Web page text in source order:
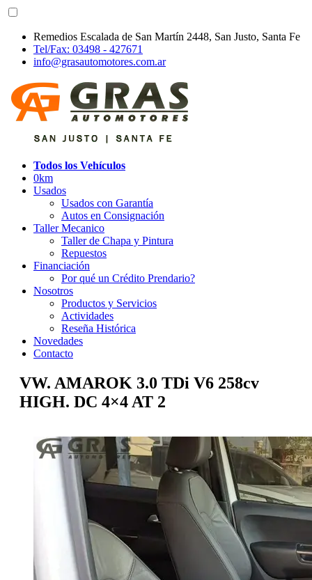
Remedios Escalada de San Martín 2448, San Justo, Santa Fe
Tel/Fax: 03498 - 427671
info@grasautomotores.com.ar
Todos los Vehículos
0km
Usados
Usados con Garantía
Autos en Consignación
Taller Mecanico
Taller de Chapa y Pintura
Repuestos
Financiación
Por qué un Crédito Prendario?
Nosotros
Productos y Servicios
Actividades
Reseña Histórica
Novedades
Contacto
VW. AMAROK 3.0 TDi V6 258cv
HIGH. DC 4×4 AT 2